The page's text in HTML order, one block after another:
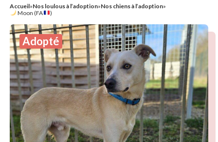
Accueil»Nos loulous à l’adoption»Nos chiens à l’adoption»
Moon (FA
)
Adopté